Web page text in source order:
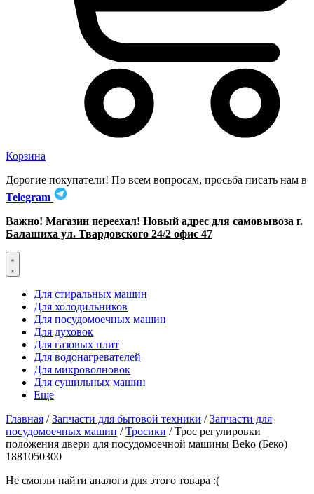
Корзина
Дорогие покупатели! По всем вопросам, просьба писать нам в
Telegram
Важно! Магазин переехал! Новый адрес для самовывоза г.
Балашиха ул. Твардовского 24/2 офис 47
Для стиральных машин
Для холодильников
Для посудомоечных машин
Для духовок
Для газовых плит
Для водонагревателей
Для микроволновок
Для сушильных машин
Еще
Главная /Запчасти для бытовой техники /Запчасти для
посудомоечных машин /Тросики / Трос регулировки
положения двери для посудомоечной машины Beko (Беко)
1881050300
Не смогли найти аналоги для этого товара :(